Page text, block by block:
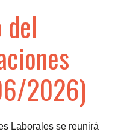
del
2026)
Laborales se reunirá